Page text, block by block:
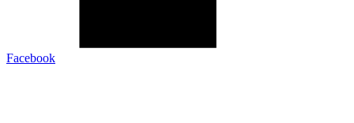
Facebook